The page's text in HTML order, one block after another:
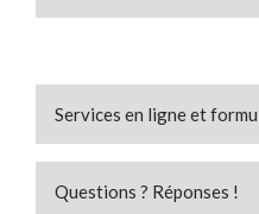
Services en ligne et
Questions ? Réponses !